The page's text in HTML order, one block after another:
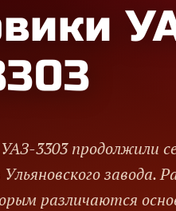
3303 продолжили
Ульяновского
различаются